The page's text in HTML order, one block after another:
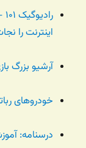
اینترنت را
آرشیو بزرگ
خودروهای
درسنامه: